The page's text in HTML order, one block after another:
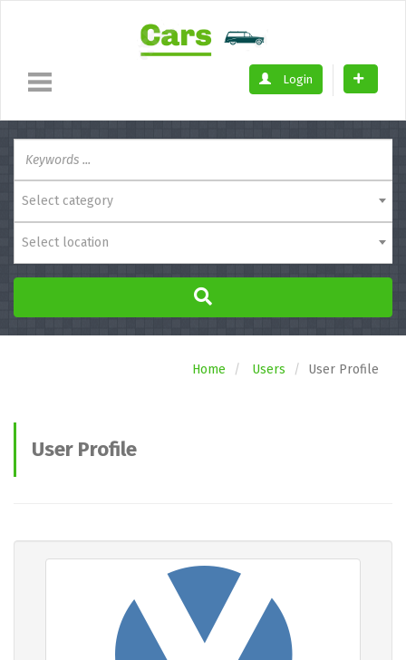
Login
Select category
Select location
Home Users User Profile
User Profile